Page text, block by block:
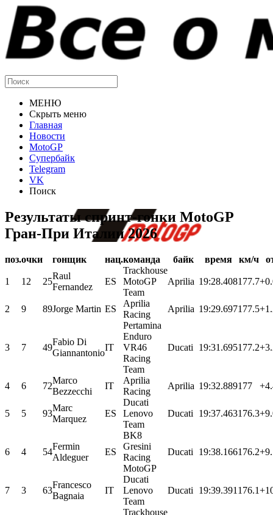
МЕНЮ
Скрыть меню
Главная
Новости
MotoGP
Супербайк
Telegram
VK
Поиск
Результаты спринт-гонки MotoGP
Гран-При Италии 2026
поз.очки гонщик нац.команда байк время км/ч
1 12 25
Raul
Fernandez
ES
Trackhouse
MotoGP
Team
Aprilia 19:28.408177.7
2 9 89Jorge Martin ES
Aprilia
Racing
Aprilia 19:29.697177.5
3 7 49
Fabio Di
Giannantonio
IT
Pertamina
Enduro
VR46
Racing
Team
Ducati 19:31.695177.2
4 6 72
Marco
Bezzecchi
IT
Aprilia
Racing
Aprilia 19:32.889177
5 5 93
Marc
Marquez
ES
Ducati
Lenovo
Team
Ducati 19:37.463176.3
6 4 54
Fermin
Aldeguer
ES
BK8
Gresini
Racing
MotoGP
Ducati 19:38.166176.2
7 3 63
Francesco
Bagnaia
IT
Ducati
Lenovo
Team
Ducati 19:39.391 176.1
Trackhouse